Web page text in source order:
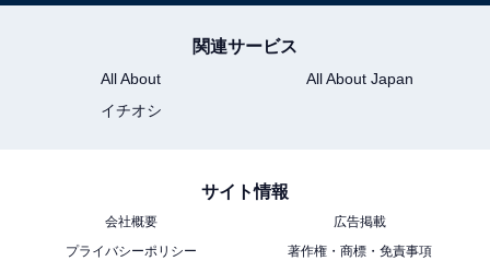
治療を行うという。
原因となる金属などを見つけ、除去する
保湿剤などの外用薬（湿布・軟膏など）の塗布
重症の場合はステロイドの内服
関連サービス
All About
All About Japan
イチオシ
サイト情報
会社概要
広告掲載
プライバシーポリシー
著作権・商標・免責事項